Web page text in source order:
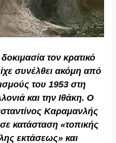
τον κρατικό
συνέλθει ακόμη από
του 1953 στη
και την Ιθάκη. Ο
Καραμανλής
κατάσταση «τοπικής
εκτάσεως» και